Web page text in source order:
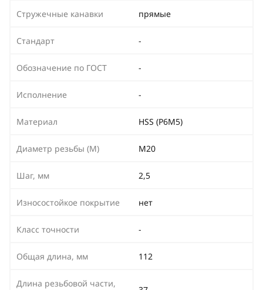
Стружечные канавки прямые
Стандарт -
Обозначение по ГОСТ -
Исполнение -
Материал HSS (Р6М5)
Диаметр резьбы (М) М20
Шаг, мм 2,5
Износостойкое покрытие нет
Класс точности -
Общая длина, мм 112
Длина резьбовой части,